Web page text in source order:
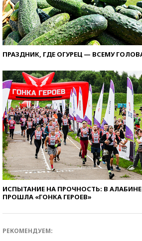
ПРАЗДНИК, ГДЕ ОГУРЕЦ — ВСЕМУ
ИСПЫТАНИЕ НА ПРОЧНОСТЬ: В АЛАБИНЕ
ПРОШЛА «ГОНКА ГЕРОЕВ»
РЕКОМЕНДУЕМ: